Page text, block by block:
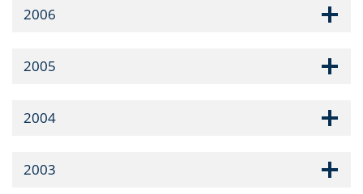
2006
2005
2004
2003